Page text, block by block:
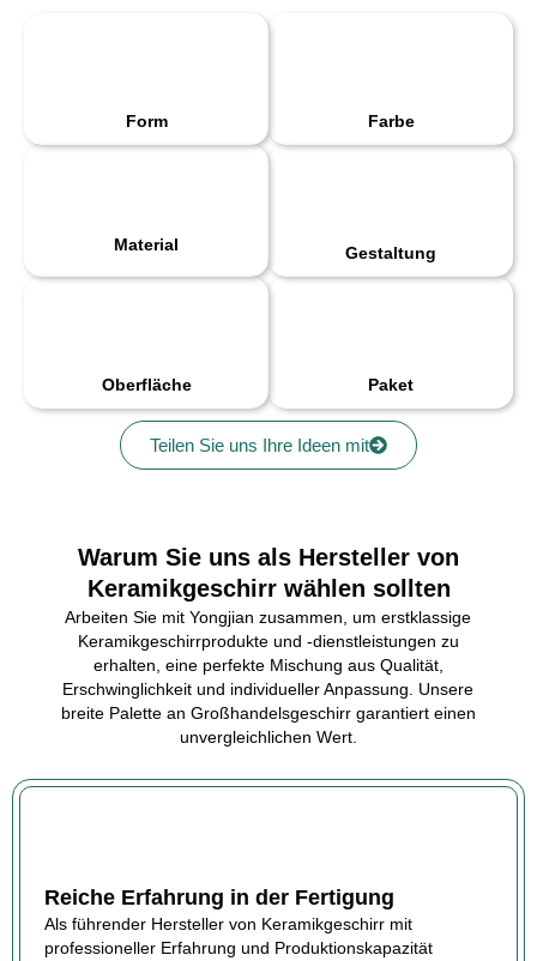
Form Farbe
Material Gestaltung
Oberfläche Paket
Teilen Sie uns Ihre Ideen mit
Warum Sie uns als Hersteller von
Keramikgeschirr wählen sollten
Arbeiten Sie mit Yongjian zusammen, um erstklassige
Keramikgeschirrprodukte und -dienstleistungen zu
erhalten, eine perfekte Mischung aus Qualität,
Erschwinglichkeit und individueller Anpassung. Unsere
breite Palette an Großhandelsgeschirr garantiert einen
unvergleichlichen Wert.
Reiche Erfahrung in der Fertigung
Als führender Hersteller von Keramikgeschirr mit
professioneller Erfahrung und Produktionskapazität